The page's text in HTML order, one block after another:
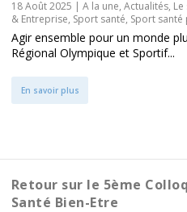
18 Août 2025 | A la une, Actualités,
& Entreprise, Sport santé, Sport
Agir ensemble pour un monde
Régional Olympique et Sportif...
En savoir plus
Retour sur le 5ème
Santé Bien-Etre